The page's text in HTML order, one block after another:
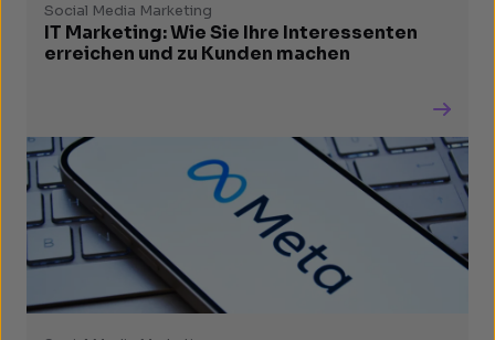
Social Media Marketing
IT Marketing: Wie Sie Ihre Interessenten
erreichen und zu Kunden machen